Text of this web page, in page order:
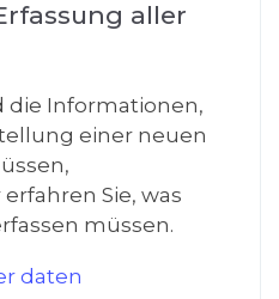
aller
die Informationen,
einer neuen
Sie, was
müssen.
daten